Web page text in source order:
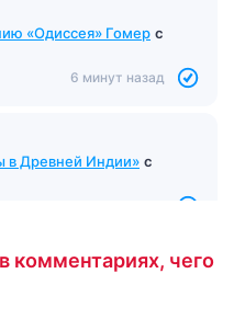
«Одиссея» Гомер с
6 минут назад
в Древней Индии» с
комментариях, чего